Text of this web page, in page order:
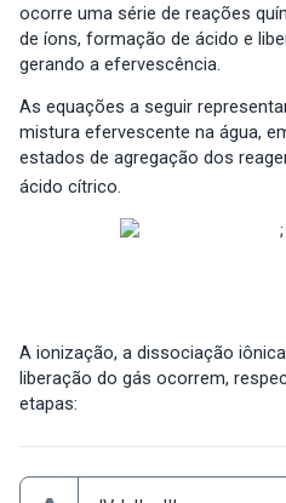
ocorre uma série de reações
de íons, formação de ácido e
gerando a efervescência.
As equações a seguir
mistura efervescente na água,
estados de agregação dos
ácido cítrico.
A ionização, a dissociação
liberação do gás ocorrem,
etapas: